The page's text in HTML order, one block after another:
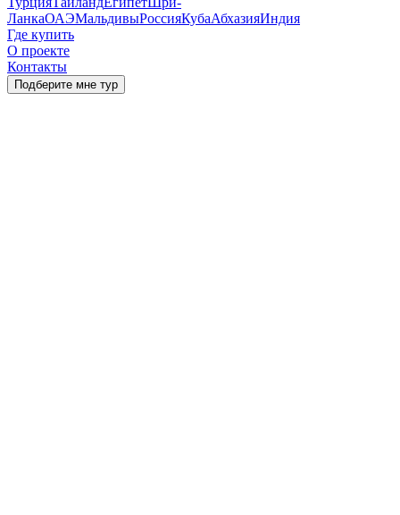
ЛанкаОАЭМальдивыРоссияКубаАбхазияИндия
Где купить
О проекте
Контакты
Подберите мне тур